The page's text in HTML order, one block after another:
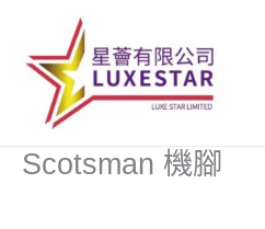
Scotsman 機腳